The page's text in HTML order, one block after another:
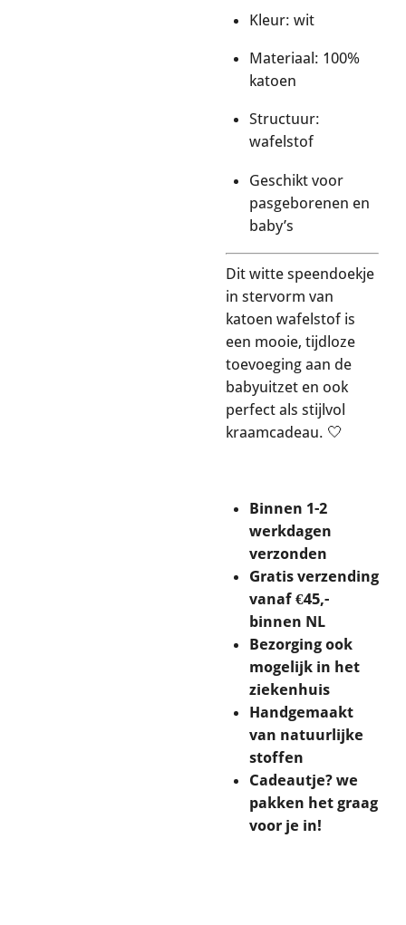
Kleur: wit
Materiaal: 100%
katoen
Structuur:
wafelstof
Geschikt voor
pasgeborenen en
baby’s
Dit witte speendoekje
in stervorm van
katoen wafelstof is
een mooie, tijdloze
toevoeging aan de
babyuitzet en ook
perfect als stijlvol
kraamcadeau. 🤍
Binnen 1-2
werkdagen
verzonden
Gratis verzending
vanaf €45,-
binnen NL
Bezorging ook
mogelijk in het
ziekenhuis
Handgemaakt
van natuurlijke
stoffen
Cadeautje? we
pakken het graag
voor je in!